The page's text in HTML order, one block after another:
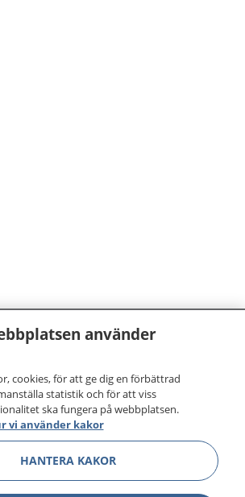
om din hälsa och vård
använder
cookies, för att ge dig en förbättrad
statistik och för att viss
ska fungera på webbplatsen.
vi använder kakor
HANTERA KAKOR